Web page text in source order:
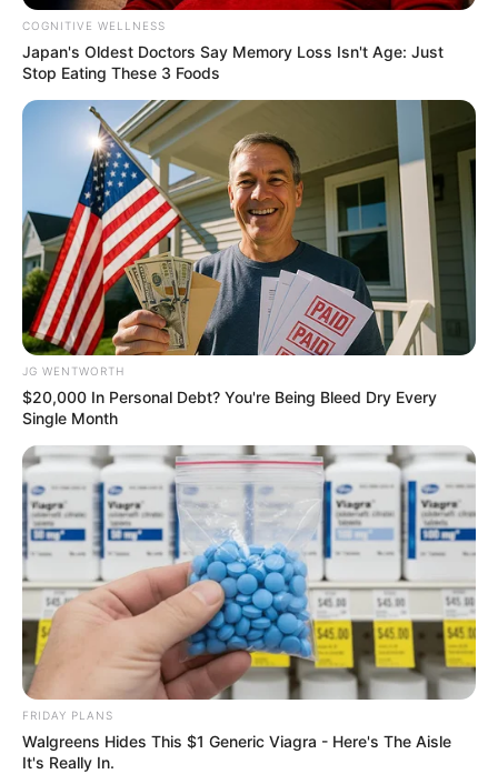
Tallest Women On Earth — Their Height Is Jaw-
Dropping
BRAINBERRIES
แนะนำ
ดูดวง
ดูเพิ่มเติม
COGNITIVE WELLNESS
Japan's Oldest Doctors Say Me​mory Lo​ss Isn't Age: Just
Stop Eating These 3 Foods
JG WENTWORTH
$20,000 In Personal Debt? You're Being Bleed Dry Every
Single Month
FRIDAY PLANS
Walgreens Hides This $1 Generic Viagra - Here's The Aisle
It's Really In.